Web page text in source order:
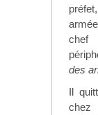
des
Il